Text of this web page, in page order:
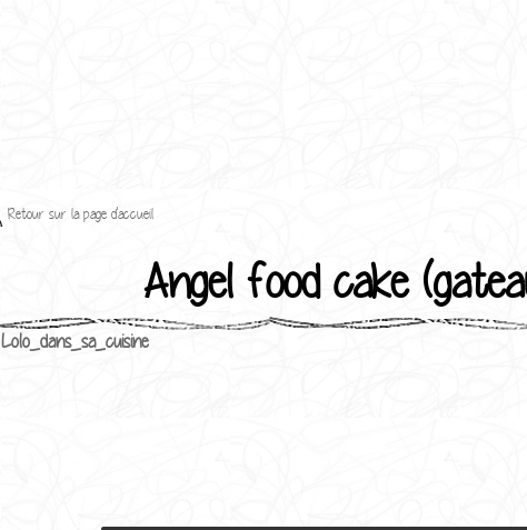
Retour sur la page d'accueil
Angel food cake
Lolo_dans_sa_cuisine